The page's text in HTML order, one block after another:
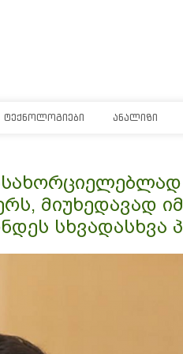
ᲢᲔᲥᲜᲝᲚᲝᲒᲘᲔᲑᲘ ᲐᲜᲐᲚᲘᲖᲘ
მიუხედავად
სხვადასხვა